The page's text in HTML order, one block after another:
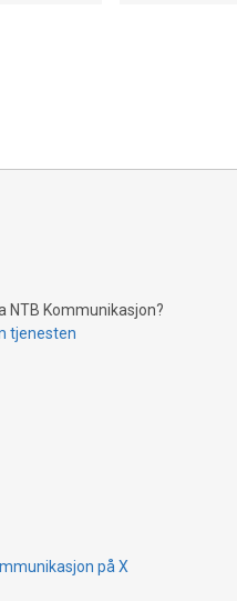
NTB Kommunikasjon?
tjenesten
på X